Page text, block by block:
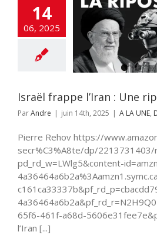
14
06, 2025
l’Iran :
annoncée
Israël frappe l’Iran : Une
ParAndre | juin 14th, 2025 | A LA UNE,
Pierre Rehov https://
secr%C3%A8te/dp/2213731403/
pd_rd_w=LWlg5&content-
65f6-461f-a68d-
l’Iran [...]